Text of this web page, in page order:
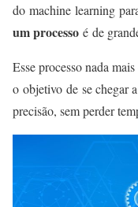
do machine learning
um processo é de
Esse processo nada
o objetivo de se chegar
precisão, sem perder